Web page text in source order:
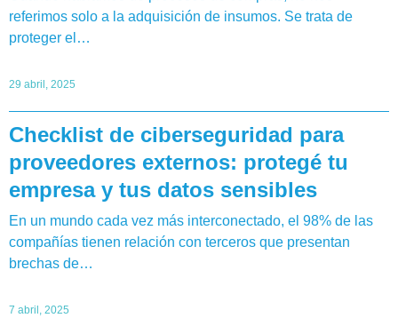
referimos solo a la adquisición de insumos. Se trata de
proteger el…
29 abril, 2025
Checklist de ciberseguridad para
proveedores externos: protegé tu
empresa y tus datos sensibles
En un mundo cada vez más interconectado, el 98% de las
compañías tienen relación con terceros que presentan
brechas de…
7 abril, 2025